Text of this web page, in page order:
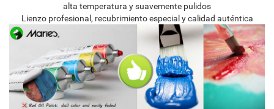
alta temperatura y suavemente pulidos
Lienzo profesional, recubrimiento especial y calidad auténtica